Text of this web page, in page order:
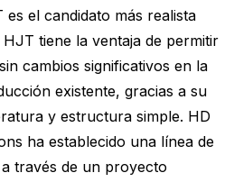
el candidato más realista
tiene la ventaja de permitir
cambios significativos en la
existente, gracias a su
y estructura simple. HD
ha establecido una línea de
través de un proyecto